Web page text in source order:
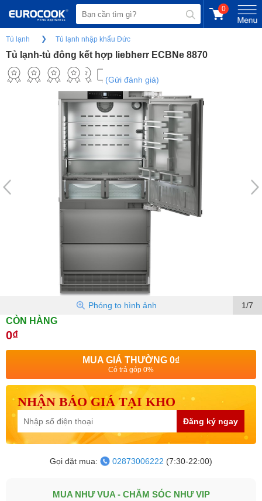
0
Tủ lạnh Tủ lạnh nhập khẩu Đức
Tủ lạnh-tủ đông kết hợp liebherr ECBNe 8870
(Gửi đánh giá)
1/7
Phóng to hình ảnh
CÒN HÀNG
0₫
MUA GIÁ THƯỜNG 0₫
Có trả góp 0%
NHẬN BÁO GIÁ TẠI KHO
Đăng ký ngay
Gọi đặt mua: 02873006222 (7:30-22:00)
MUA NHƯ VUA - CHĂM SÓC NHƯ VIP